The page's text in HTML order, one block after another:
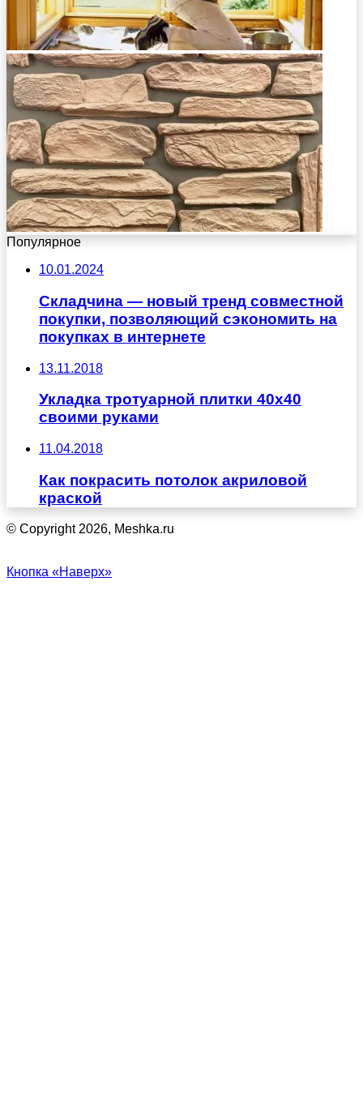
Популярное
10.01.2024
Складчина — новый тренд совместной
покупки, позволяющий сэкономить на
покупках в интернете
13.11.2018
Укладка тротуарной плитки 40х40
своими руками
11.04.2018
Как покрасить потолок акриловой
краской
© Copyright 2026, Meshka.ru
Кнопка «Наверх»